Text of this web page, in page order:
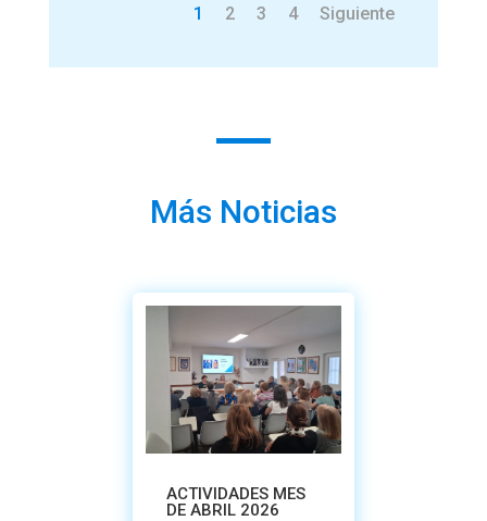
1 2 3 4 Siguiente
Más Noticias
ACTIVIDADES MES
DE ABRIL 2026